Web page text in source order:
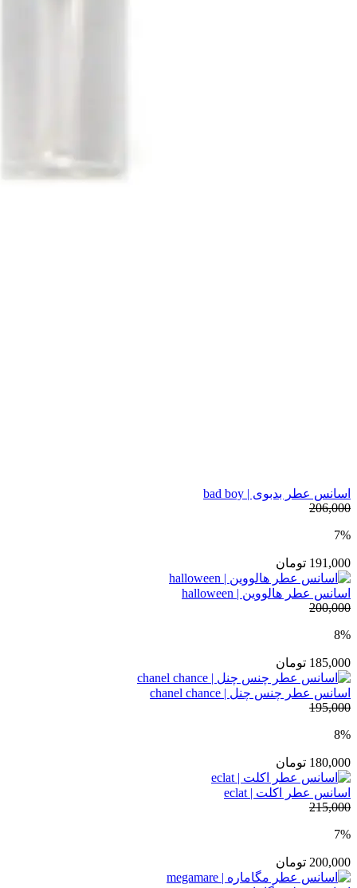
اسانس عطر بدبوی | bad boy
206,000
7%
191,000 تومان
اسانس عطر هالووین | halloween
200,000
8%
185,000 تومان
اسانس عطر چنس چنل | chanel chance
195,000
8%
180,000 تومان
اسانس عطر اکلت | eclat
215,000
7%
200,000 تومان